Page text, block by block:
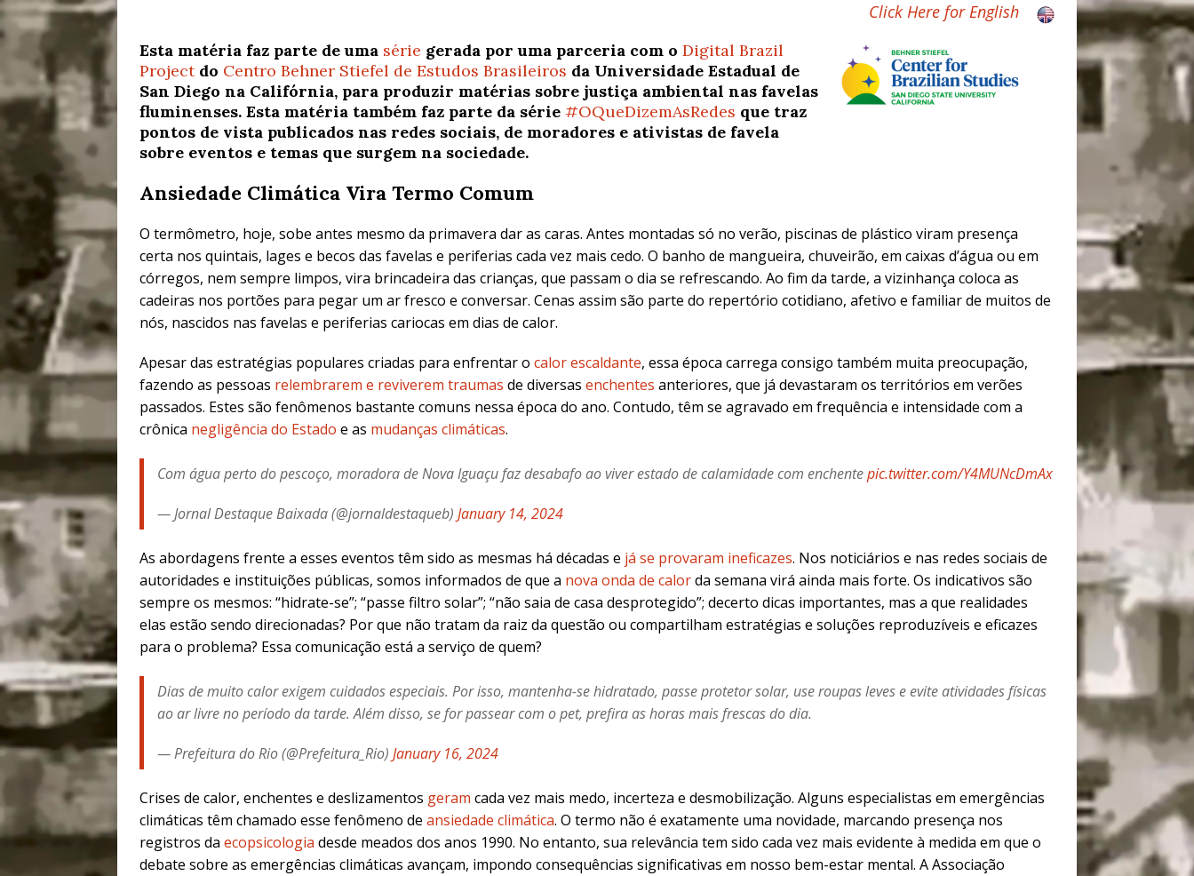
Click Here for English
Esta matéria faz parte de uma série gerada por uma parceria com o Digital Brazil
Projectdo Centro Behner Stiefel de Estudos Brasileiros da Universidade Estadual de
San Diego na Califórnia, para produzir matérias sobre justiça ambiental nas favelas
fluminenses. Esta matéria também faz parte da série #OQueDizemAsRedes que traz
pontos de vista publicados nas redes sociais, de moradores e ativistas de favela
sobre eventos e temas que surgem na sociedade.
Ansiedade Climática Vira Termo Comum
O termômetro, hoje, sobe antes mesmo da primavera dar as caras. Antes montadas só no verão, piscinas de plástico viram presença
certa nos quintais, lages e becos das favelas e periferias cada vez mais cedo. O banho de mangueira, chuveirão, em caixas d’água ou em
córregos, nem sempre limpos, vira brincadeira das crianças, que passam o dia se refrescando. Ao fim da tarde, a vizinhança coloca as
cadeiras nos portões para pegar um ar fresco e conversar. Cenas assim são parte do repertório cotidiano, afetivo e familiar de muitos de
nós, nascidos nas favelas e periferias cariocas em dias de calor.
Apesar das estratégias populares criadas para enfrentar o calor escaldante, essa época carrega consigo também muita preocupação,
fazendo as pessoas relembrarem e reviverem traumas de diversas enchentes anteriores, que já devastaram os territórios em verões
passados. Estes são fenômenos bastante comuns nessa época do ano. Contudo, têm se agravado em frequência e intensidade com a
crônica negligência do Estado e as mudanças climáticas.
Com água perto do pescoço, moradora de Nova Iguaçu faz desabafo ao viver estado de calamidade com enchentepic.twitter.com/Y4MUNcDmAx
— Jornal Destaque Baixada (@jornaldestaqueb) January 14, 2024
As abordagens frente a esses eventos têm sido as mesmas há décadas e já se provaram ineficazes. Nos noticiários e nas redes sociais de
autoridades e instituições públicas, somos informados de que a nova onda de calorda semana virá ainda mais forte. Os indicativos são
sempre os mesmos: “hidrate-se”; “passe filtro solar”; “não saia de casa desprotegido”; decerto dicas importantes, mas a que realidades
elas estão sendo direcionadas? Por que não tratam da raiz da questão ou compartilham estratégias e soluções reproduzíveis e eficazes
para o problema? Essa comunicação está a serviço de quem?
Dias de muito calor exigem cuidados especiais. Por isso, mantenha-se hidratado, passe protetor solar, use roupas leves e evite atividades físicas
ao ar livre no período da tarde. Além disso, se for passear com o pet, prefira as horas mais frescas do dia.
— Prefeitura do Rio (@Prefeitura_Rio) January 16, 2024
Crises de calor, enchentes e deslizamentos geram cada vez mais medo, incerteza e desmobilização. Alguns especialistas em emergências
climáticas têm chamado esse fenômeno de ansiedade climática. O termo não é exatamente uma novidade, marcando presença nos
registros da ecopsicologia desde meados dos anos 1990. No entanto, sua relevância tem sido cada vez mais evidente à medida em que o
debate sobre as emergências climáticas avançam, impondo consequências significativas em nosso bem-estar mental. A Associação